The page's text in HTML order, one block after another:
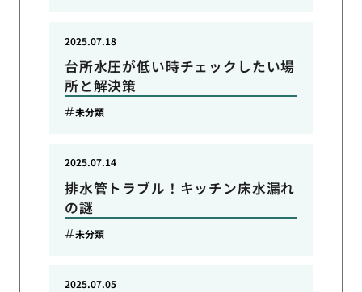
台所水圧が低い時チェックしたい場
所と解決策
2025.07.18
未分類
排水管トラブル！キッチン床水漏れ
の謎
2025.07.14
未分類
2025.07.05